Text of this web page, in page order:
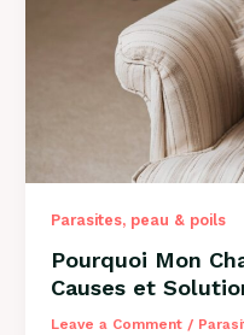
Parasites, peau & poils
Pourquoi Mon
Causes et
Leave a Comment /